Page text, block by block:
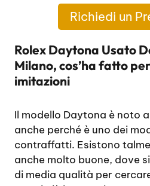
Richiedi un
Rolex Daytona Usato
Milano, cos’ha fatto
imitazioni
Il modello Daytona è noto
anche perché è uno dei
contraffatti. Esistono
anche molto buone, dove
di media qualità per